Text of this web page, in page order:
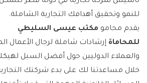
للنمو وتحقيق أهدافك التجارية الشاملة.
يقدم محامو مكتب عيسى السليطي
للمحاماة إرشادات شاملة لرجال الأعمال
والعملاء الدوليين حول أفضل السبل
خلال مساعدتنا لك على بدء شركتك